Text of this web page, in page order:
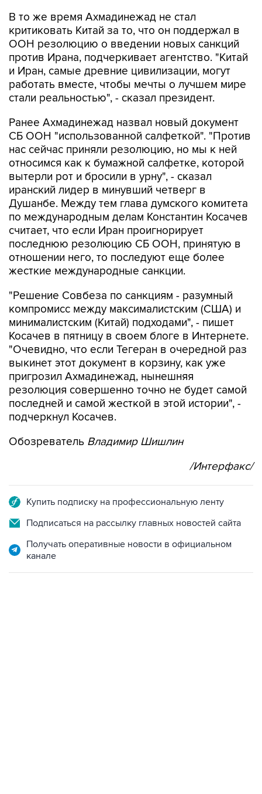
В то же время Ахмадинежад не стал
критиковать Китай за то, что он поддержал в
ООН резолюцию о введении новых санкций
против Ирана, подчеркивает агентство. "Китай
и Иран, самые древние цивилизации, могут
работать вместе, чтобы мечты о лучшем мире
стали реальностью", - сказал президент.
Ранее Ахмадинежад назвал новый документ
СБ ООН "использованной салфеткой". "Против
нас сейчас приняли резолюцию, но мы к ней
относимся как к бумажной салфетке, которой
вытерли рот и бросили в урну", - сказал
иранский лидер в минувший четверг в
Душанбе. Между тем глава думского комитета
по международным делам Константин Косачев
считает, что если Иран проигнорирует
последнюю резолюцию СБ ООН, принятую в
отношении него, то последуют еще более
жесткие международные санкции.
"Решение Совбеза по санкциям - разумный
компромисс между максималистским (США) и
минималистским (Китай) подходами", - пишет
Косачев в пятницу в своем блоге в Интернете.
"Очевидно, что если Тегеран в очередной раз
выкинет этот документ в корзину, как уже
пригрозил Ахмадинежад, нынешняя
резолюция совершенно точно не будет самой
последней и самой жесткой в этой истории", -
подчеркнул Косачев.
Обозреватель Владимир Шишлин
/Интерфакс/
Купить подписку на профессиональную ленту
Подписаться на рассылку главных новостей сайта
Получать оперативные новости в официальном
канале